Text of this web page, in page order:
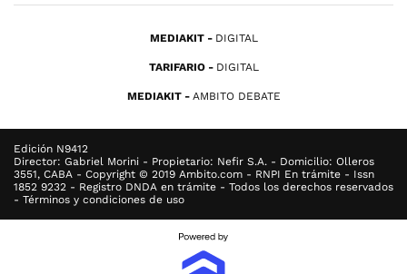
MEDIAKIT DIGITAL
TARIFARIO DIGITAL
MEDIAKIT AMBITO DEBATE
Edición N9412
Director: Gabriel Morini - Propietario: Nefir S.A. - Domicilio: Olleros
3551, CABA - Copyright © 2019 Ambito.com - RNPI En trámite - Issn
1852 9232 - Registro DNDA en trámite - Todos los derechos reservados
- Términos y condiciones de uso